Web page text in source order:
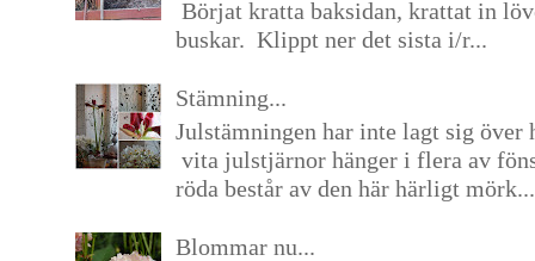
Börjat kratta baksidan, krattat in
buskar. Klippt ner det sista i/r...
Stämning...
Julstämningen har inte lagt sig över
vita julstjärnor hänger i flera av
röda består av den här härligt mörk...
Blommar nu...